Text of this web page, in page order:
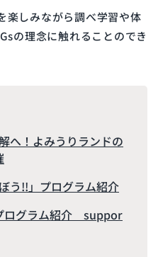
楽しみながら調べ学習や体
の理念に触れることのでき
へ！よみうりランドの
う!!」プログラム紹介
ログラム紹介 suppor